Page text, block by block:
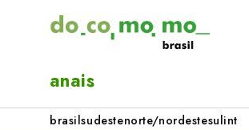
anais
brasilsudestenorte/nordestesulint